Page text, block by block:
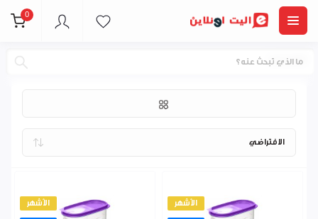
0
ucsan
الأشهر الأشهر